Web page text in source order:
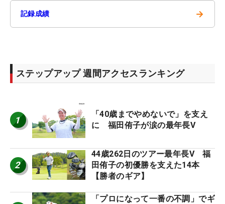
記録成績 →
ステップアップ 週間アクセスランキング
1
「40歳までやめないで」を支え
に 福田侑子が涙の最年長V
2
44歳262日のツアー最年長V 福
田侑子の初優勝を支えた14本
【勝者のギア】
「プロになって一番の不調」でギ